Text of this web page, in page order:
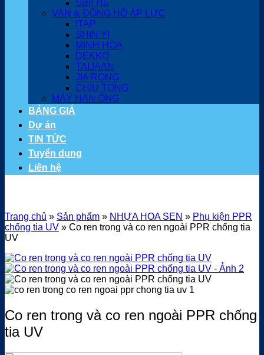
Sơn Hà
VAN & ĐỒNG HỒ ÁP LỰC
ITAP
SHIN YI
MINH HÒA
DEKKO
TAIJAAN
JIA RONG
CHIU TONG
MÁY HÀN ỐNG
BẢNG GIÁ
Dự án
TIN TỨC
Tuyển dụng
Liên hệ
Trang chủ » Sản phẩm » NHỰA HOA SEN » Phụ kiện PPR
chống tia UV » Co ren trong và co ren ngoài PPR chống tia
UV
Co ren trong và co ren ngoài PPR chống
tia UV